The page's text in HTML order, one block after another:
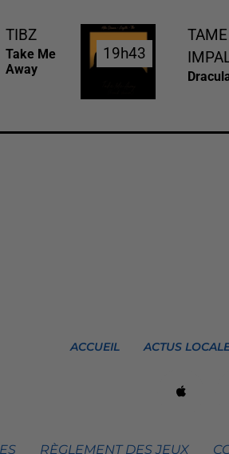
TIBZ
Take Me
Away
19h43
19h43
TAME
ACCUEIL ACTUS
RÈGLEMENT DES JEUX